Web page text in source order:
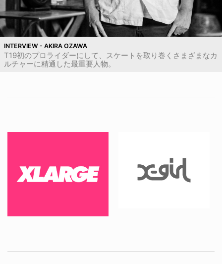
INTERVIEW - AKIRA OZAWA
T19初のプロライダーにして、スケートを取り巻くさまざまなカ
ルチャーに精通した最重要人物。